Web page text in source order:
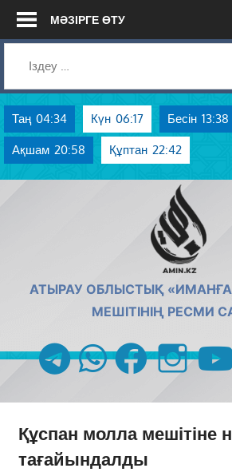
Skip
МӘЗІРГЕ ӨТУ
Таң 04:34 Күн 06:17 Бесін 13:38
Ақшам 20:58 Құптан 22:42
АТЫРАУ ОБЛЫСТЫҚ
МЕШІТІНІҢ РЕСМИ
telegramwhatsappfacebook
Құспан молла мешітіне
тағайындалды